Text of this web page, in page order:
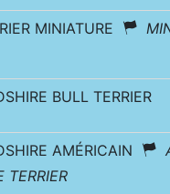
MINIATURE
BULL TERRIER
AMÉRICAIN
TERRIER